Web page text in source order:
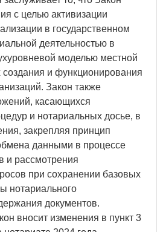
с целью активизации
в государственном
деятельностью в
моделью местной
создания и функционирования
Закон также
касающихся
и нотариальных досье, в
закрепляя принцип
данными в процессе
и рассмотрения
при сохранении базовых
нотариального
документов.
вносит изменения в пункт 3